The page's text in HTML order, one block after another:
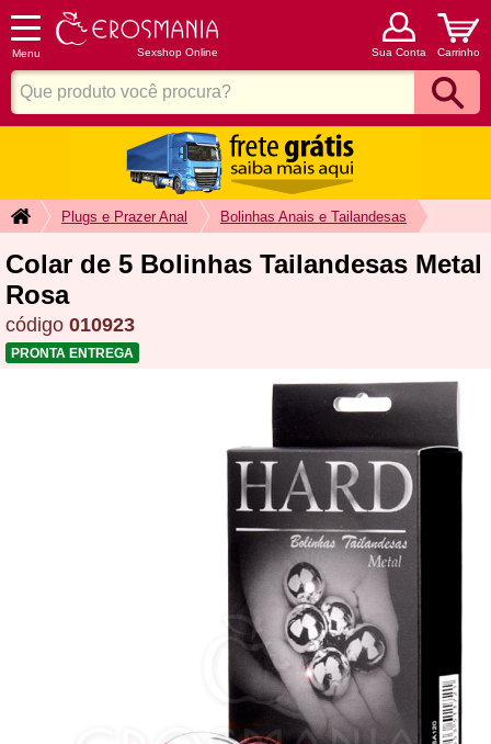
Menu Sexshop Online Sua Conta Carrinho
Plugs e Prazer Anal Bolinhas Anais e Tailandesas
Colar de 5 Bolinhas Tailandesas Metal
Rosa
código 010923
PRONTA ENTREGA